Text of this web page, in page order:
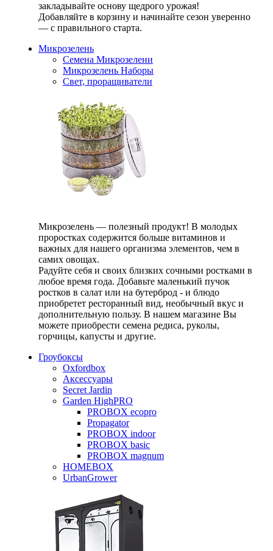
закладывайте основу щедрого урожая!
Добавляйте в корзину и начинайте сезон уверенно
— с правильного старта.
Микрозелень
Семена Микрозелени
Микрозелень Наборы
Свет, проращиватели
Микрозелень — полезный продукт! В молодых
проростках содержится больше витаминов и
важных для нашего организма элементов, чем в
самих овощах.
Радуйте себя и своих близких сочными ростками в
любое время года. Добавьте маленький пучок
ростков в салат или на бутерброд - и блюдо
приобретет ресторанный вид, необычный вкус и
дополнительную пользу. В нашем магазине Вы
можете приобрести семена редиса, руколы,
горчицы, капусты и другие.
Гроубоксы
Oxfordbox
Аксессуары
Secret Jardin
Garden HighPRO
PROBOX ecopro
Propagator
PROBOX indoor
PROBOX basic
PROBOX magnum
HOMEBOX
UrbanGrower